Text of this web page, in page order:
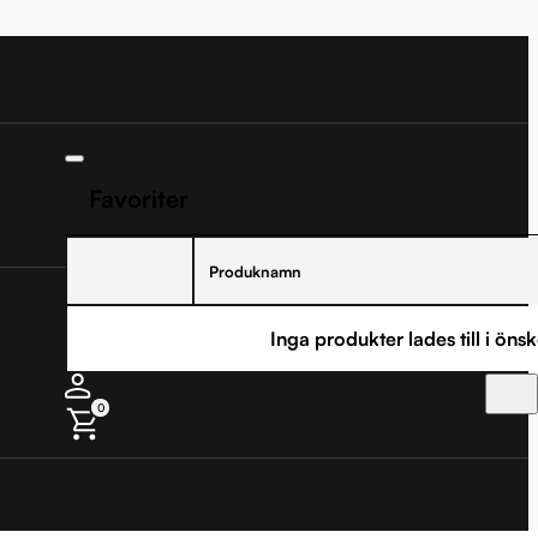
Produknamn
Inga produkter lades till i
0